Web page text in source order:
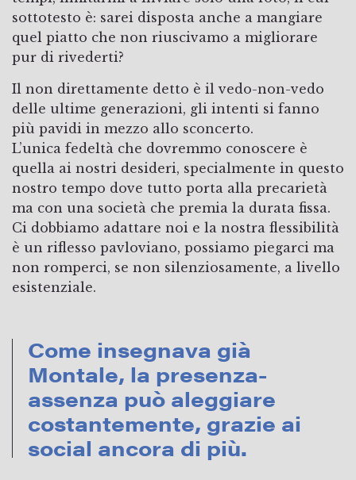
sottotesto è: sarei disposta anche a mangiare
quel piatto che non riuscivamo a migliorare
pur di rivederti?
Il non direttamente detto è il vedo-non-vedo
delle ultime generazioni, gli intenti si fanno
più pavidi in mezzo allo sconcerto.
L’unica fedeltà che dovremmo conoscere è
quella ai nostri desideri, specialmente in questo
nostro tempo dove tutto porta alla precarietà
ma con una società che premia la durata fissa.
Ci dobbiamo adattare noi e la nostra flessibilità
è un riflesso pavloviano, possiamo piegarci ma
non romperci, se non silenziosamente, a livello
esistenziale.
Come insegnava già
Montale, la presenza-
assenza può aleggiare
costantemente, grazie ai
social ancora di più.